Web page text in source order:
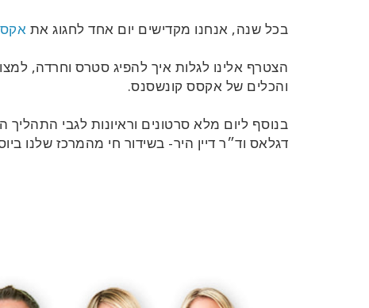
בכל שנה, אנחנו מקדישים יום אחד לחגוג את
הצטרף אלינו לגלות איך להפיג סטרס וחרדה,
והכלים של אקסס קונשסנס.
בנוסף ליום מלא סרטונים וראיונות לגבי
דגלאס וד״ר דיין היר- בשידור חי מהמרכז שלנו